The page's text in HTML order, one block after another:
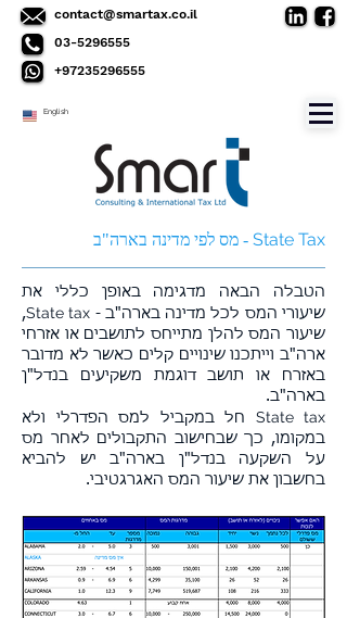
contact@smartax.co.il
03-5296555
+97235296555
English
State Tax - מס לפי מדינה בארה"ב
הטבלה הבאה מדגימה באופן כללי את
שיעורי המס לכל מדינה בארה"ב - State tax
,
שיעור המס להלן מתייחס לתושבים או אזרחי
ארה"ב וייתכנו שינויים קלים כאשר לא מדובר
באזרח או תושב דוגמת משקיעים בנדל"ן
בארה"ב.
State tax חל במקביל למס הפדרלי ולא
במקומו, כך שבחישוב התקבולים לאחר מס
על השקעה בנדל"ן בארה"ב יש להביא
בחשבון את שיעור המס האגרגטיבי.